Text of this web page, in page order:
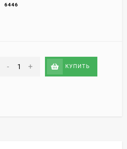
6446
- + КУПИТЬ